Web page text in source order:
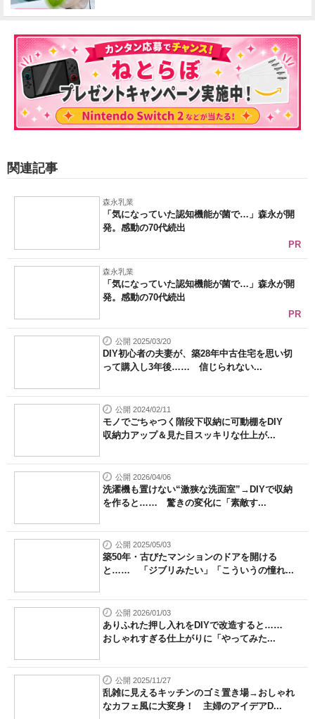
関連記事
森永乳業
「気になっていた認知機能が菌で…」森永が開
発。感動の70代続出
PR
森永乳業
「気になっていた認知機能が菌で…」森永が開
発。感動の70代続出
PR
公開 2025/03/20
DIY初心者の夫妻が、築28年中古住宅を思い切
って購入し3年後…… 信じられない...
公開 2024/02/11
モノでごちゃつく階段下収納に可動棚をDIY
収納力アップ＆見た目スッキリな仕上が...
公開 2026/04/06
洗濯機も置けない“激狭な洗面室”→DIYで収納
を作ると…… 驚きの変化に「素敵す...
公開 2025/05/03
築50年・古びたマンションのドアを開ける
と…… 「ジブリみたい」「こういうの憧れ...
公開 2026/01/03
ありふれた押し入れをDIYで改造すると……
おしゃれすぎる仕上がりに「やってみた...
公開 2025/11/27
乱雑に見えるキッチンのゴミ置き場→おしゃれ
なカフェ風に大変身！ 主婦のアイデアD...